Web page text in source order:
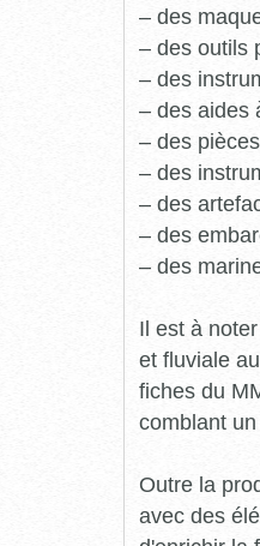
– des
– des outils
– des
– des aides
– des
– des
– des
– des
– des
Il est à
et fluviale
fiches du
comblant
Outre la
avec des